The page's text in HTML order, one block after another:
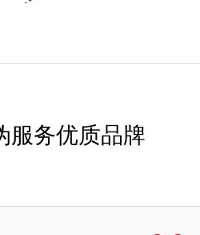
服务优质品牌